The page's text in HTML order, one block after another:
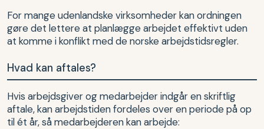
For mange udenlandske virksomheder kan ordningen
gøre det lettere at planlægge arbejdet effektivt uden
at komme i konflikt med de norske arbejdstidsregler.
Hvad kan aftales?
Hvis arbejdsgiver og medarbejder indgår en skriftlig
aftale, kan arbejdstiden fordeles over en periode på op
til ét år, så medarbejderen kan arbejde: